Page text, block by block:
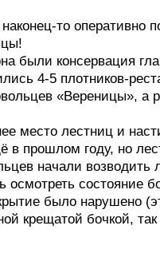
то оперативно
были консервация
4-5 плотников-
«Вереницы», а
место лестниц и
в прошлом году, но
начали возводить
осмотреть состояние
было нарушено
крещатой бочкой,